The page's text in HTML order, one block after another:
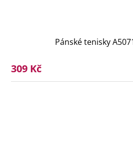
Pánské tenisky
309 Kč